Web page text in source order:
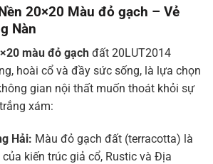
20×20 Màu đỏ gạch – Vẻ
Nàn
màu đỏ gạch đất 20LUT2014
hoài cổ và đầy sức sống, là lựa chọn
gian nội thất muốn thoát khỏi sự
xám:
Hải: Màu đỏ gạch đất (terracotta) là
kiến trúc giả cổ, Rustic và Địa